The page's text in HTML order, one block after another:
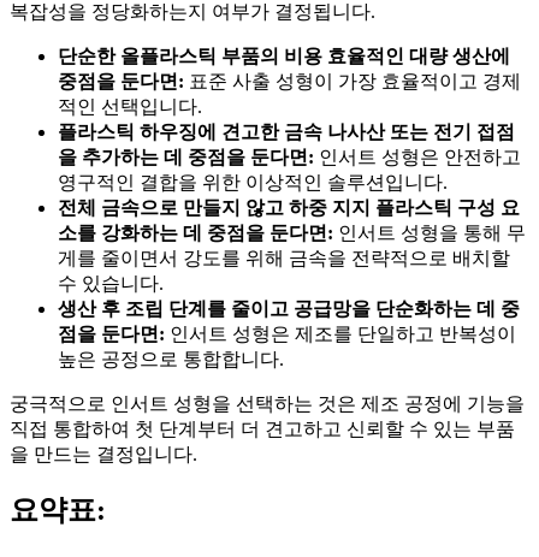
복잡성을 정당화하는지 여부가 결정됩니다.
단순한 올플라스틱 부품의 비용 효율적인 대량 생산에
중점을 둔다면: 표준 사출 성형이 가장 효율적이고 경제
적인 선택입니다.
플라스틱 하우징에 견고한 금속 나사산 또는 전기 접점
을 추가하는 데 중점을 둔다면: 인서트 성형은 안전하고
영구적인 결합을 위한 이상적인 솔루션입니다.
전체 금속으로 만들지 않고 하중 지지 플라스틱 구성 요
소를 강화하는 데 중점을 둔다면: 인서트 성형을 통해 무
게를 줄이면서 강도를 위해 금속을 전략적으로 배치할
수 있습니다.
생산 후 조립 단계를 줄이고 공급망을 단순화하는 데 중
점을 둔다면: 인서트 성형은 제조를 단일하고 반복성이
높은 공정으로 통합합니다.
궁극적으로 인서트 성형을 선택하는 것은 제조 공정에 기능을
직접 통합하여 첫 단계부터 더 견고하고 신뢰할 수 있는 부품
을 만드는 결정입니다.
요약표: